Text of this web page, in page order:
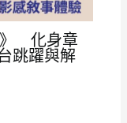
》 化身章
跳躍與解